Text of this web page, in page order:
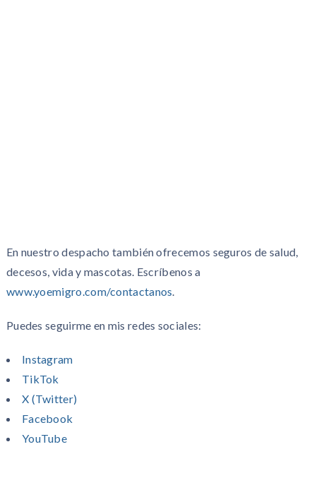
En nuestro despacho también ofrecemos seguros de salud,
decesos, vida y mascotas. Escríbenos a
www.yoemigro.com/contactanos.
Puedes seguirme en mis redes sociales:
Instagram
TikTok
X (Twitter)
Facebook
YouTube